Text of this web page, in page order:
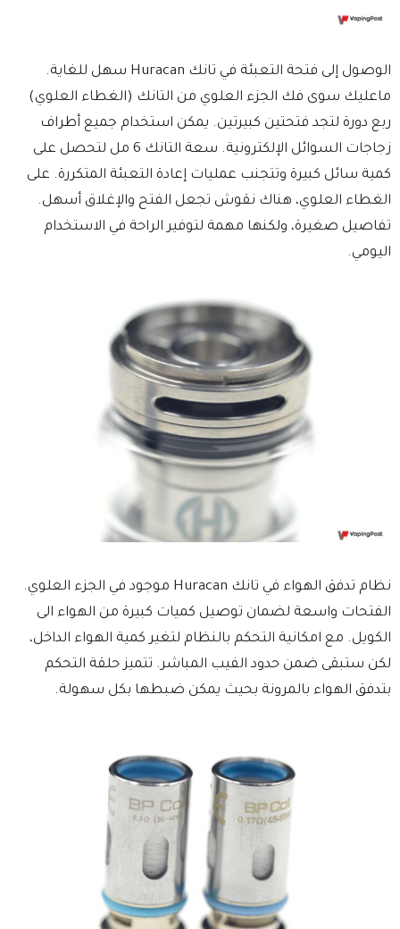
الوصول إلى فتحة التعبئة في تانك Huracan سهل للغاية.
ماعليك سوى فك الجزء العلوي من التانك (الغطاء العلوي)
ربع دورة لتجد فتحتين كبيرتين. يمكن استخدام جميع أطراف
زجاجات السوائل الإلكترونية. سعة التانك 6 مل لتحصل على
كمية سائل كبيرة وتتجنب عمليات إعادة التعبئة المتكررة. على
الغطاء العلوي، هناك نقوش تجعل الفتح والإغلاق أسهل.
تفاصيل صغيرة، ولكنها مهمة لتوفير الراحة في الاستخدام
اليومي.
نظام تدفق الهواء في تانك Huracan موجود في الجزء العلوي.
الفتحات واسعة لضمان توصيل كميات كبيرة من الهواء الى
الكويل. مع امكانية التحكم بالنظام لتغير كمية الهواء الداخل،
لكن ستبقى ضمن حدود الفيب المباشر. تتميز حلقة التحكم
بتدفق الهواء بالمرونة بحيث يمكن ضبطها بكل سهولة.